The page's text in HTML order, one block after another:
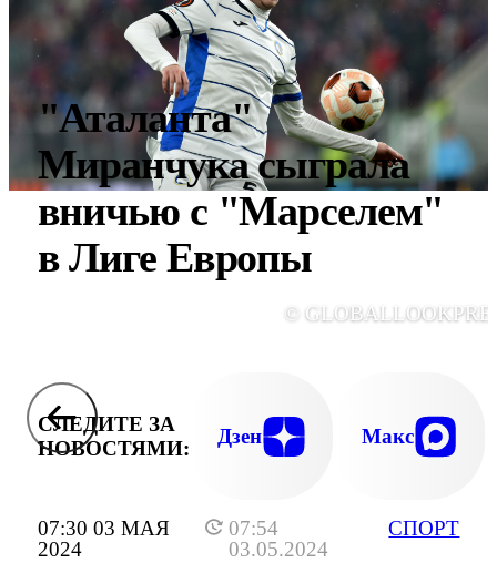
07:30 03 МАЯ
2024
07:54
03.05.2024
СПОРТ
"Аталанта"
Миранчука сыграла
вничью с "Марселем"
в Лиге Европы
©
СЛЕДИТЕ ЗА
НОВОСТЯМИ:
Дзен Макс